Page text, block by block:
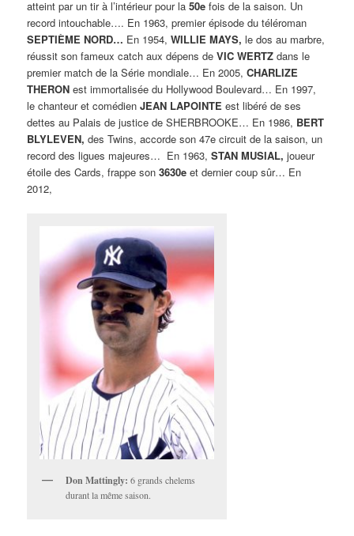
atteint par un tir à l’intérieur pour la50e fois de la saison. Un
record intouchable…. En 1963, premier épisode du téléroman
SEPTIÈME NORD… En 1954,WILLIE MAYS, le dos au marbre,
réussit son fameux catch aux dépens deVIC WERTZ dans le
premier match de la Série mondiale… En 2005,CHARLIZE
THERON est immortalisée du Hollywood Boulevard… En 1997,
le chanteur et comédienJEAN LAPOINTE est libéré de ses
dettes au Palais de justice de SHERBROOKE… En 1986, BERT
BLYLEVEN, des Twins, accorde son 47e circuit de la saison, un
record des ligues majeures… En 1963,STAN MUSIAL, joueur
étoile des Cards, frappe son3630e et dernier coup sûr… En
2012,
Don Mattingly: 6 grands chelems
durant la même saison.